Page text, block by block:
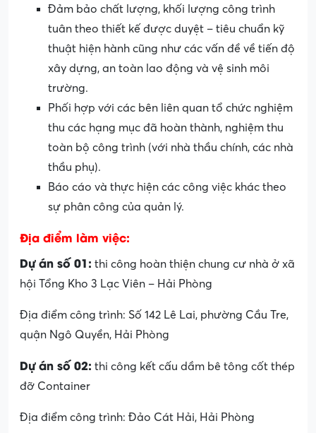
Đảm bảo chất lượng, khối lượng công trình
tuân theo thiết kế được duyệt – tiêu chuẩn kỹ
thuật hiện hành cũng như các vấn đề về tiến độ
xây dựng, an toàn lao động và vệ sinh môi
trường.
Phối hợp với các bên liên quan tổ chức nghiệm
thu các hạng mục đã hoàn thành, nghiệm thu
toàn bộ công trình (với nhà thầu chính, các nhà
thầu phụ).
Báo cáo và thực hiện các công việc khác theo
sự phân công của quản lý.
Địa điểm làm việc:
Dự án số 01: thi công hoàn thiện chung cư nhà ở xã
hội Tổng Kho 3 Lạc Viên – Hải Phòng
Địa điểm công trình: Số 142 Lê Lai, phường Cầu Tre,
quận Ngô Quyền, Hải Phòng
Dự án số 02: thi công kết cấu dầm bê tông cốt thép
đỡ Container
Địa điểm công trình: Đảo Cát Hải, Hải Phòng